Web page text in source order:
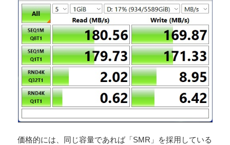
価格的には、同じ容量であれば「SMR」を採用している